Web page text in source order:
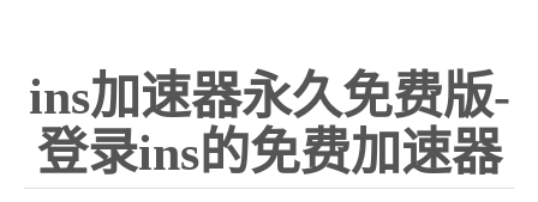
ins加速器永久免费版-
登录ins的免费加速器